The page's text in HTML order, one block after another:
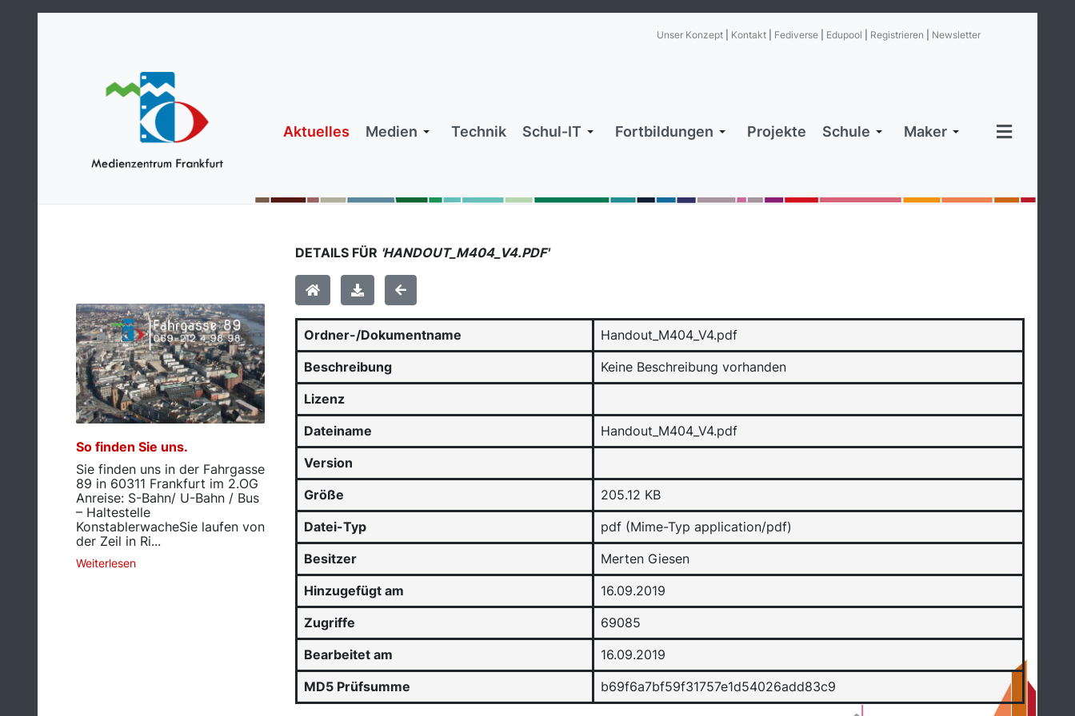
Unser Konzept Kontakt Fediverse Edupool Registrieren Newsletter
Aktuelles Medien Technik Schul-IT Fortbildungen Projekte Schule Maker
DETAILS FÜR 'HANDOUT_M404_V4.PDF'
Ordner-/Dokumentname
Handout_M404_V4.pdf
Beschreibung
Keine Beschreibung vorhanden
Lizenz
Dateiname
Handout_M404_V4.pdf
Version
Größe
205.12 KB
Datei-Typ
pdf (Mime-Typ application/pdf)
Besitzer
Merten Giesen
Hinzugefügt am
16.09.2019
Zugriffe
69085
Bearbeitet am
16.09.2019
MD5 Prüfsumme
b69f6a7bf59f31757e1d54026add83c9
So finden Sie uns.
Sie finden uns in der Fahrgasse
89 in 60311 Frankfurt im 2.OG
Anreise: S-Bahn/ U-Bahn / Bus
– Haltestelle
KonstablerwacheSie laufen von
der Zeil in Ri...
Weiterlesen